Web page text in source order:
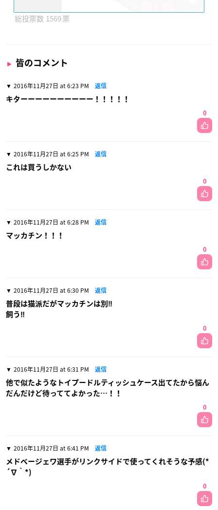
1569
皆のコメント
2016年11月27日 at 6:23 PM 返信
キターーーーーーーーーー！！！！！
0
2016年11月27日 at 6:25 PM 返信
これは買うしかない
0
2016年11月27日 at 6:28 PM 返信
マッカチン！！！
0
2016年11月27日 at 6:30 PM 返信
普段は猫派だがマッカチンは別‼︎
飼う‼︎
0
2016年11月27日 at 6:31 PM 返信
他で似たようなトイプードルティッシュケース出てたから悩ん
だんだけど待っててよかった…！！
0
2016年11月27日 at 6:41 PM 返信
メドベージェワ選手がリンクサイドで使ってくれそうな予感(*
´∇｀*)
0